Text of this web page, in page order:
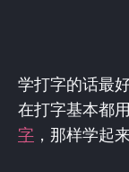
学打字的话最
在打字基本都
字 ，那样学起